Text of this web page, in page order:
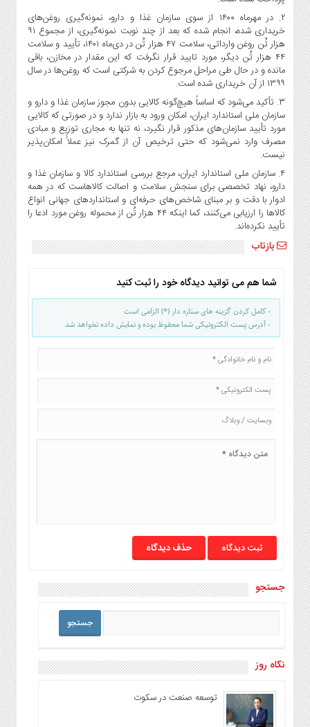
و
صنایع
غذایی
سیاسی
و
بین
الملل
نگاه
روز
۲. در مهرماه ۱۴۰۰ از سوی سازمان غذا و دارو، نمونه‌گیری روغن‌های
خریداری شده، انجام شده که بعد از چند نوبت نمونه‌گیری، از مجموع ۹۱
هزار تُن روغن وارداتی، سلامت ۴۷ هزار تُن در دی‌ماه ۱۴۰۱، تأیید و سلامت
۴۴ هزار تُن دیگر، مورد تایید قرار نگرفت که این مقدار در مخازن، باقی
مانده و در حال طی مراحل مرجوع کردن به شرکتی است که روغن‌ها در سال
۱۳۹۹ از آن خریداری شده است.
۳. تأکید می‌شود که اساساً هیچ‌گونه کالایی بدون مجوز سازمان غذا و دارو و
سازمان ملی استاندارد ایران، امکان ورود به بازار ندارد و در صورتی‌ که کالایی
مورد تأیید سازمان‌های مذکور قرار نگیرد، نه تنها به مجاری توزیع و مبادی
مصرف وارد نمی‌شود که حتی ترخیص آن از گمرک نیز عملاًً امکان‌پذیر
نیست.
۴. سازمان ملی استاندارد ایران، مرجع بررسی استاندارد کالا و سازمان غذا و
دارو، نهاد تخصصی برای سنجش سلامت و اصالت کالاهاست که در همه
ادوار با دقت و بر مبنای شاخص‌های حرفه‌ای و استانداردهای جهانی انواع
کالاها را ارزیابی می‌کنند، کما اینکه ۴۴ هزار تُن از محموله روغن مورد ادعا را
تأیید نکرده‌اند.
بازتاب
شما هم می توانید دیدگاه خود را ثبت کنید
- کامل کردن گزینه های ستاره دار (*) الزامی است
- آدرس پست الکترونیکی شما محفوظ بوده و نمایش داده نخواهد شد
حذف دیدگاه
جستجو
نگاه روز
توسعه صنعت در سکوت